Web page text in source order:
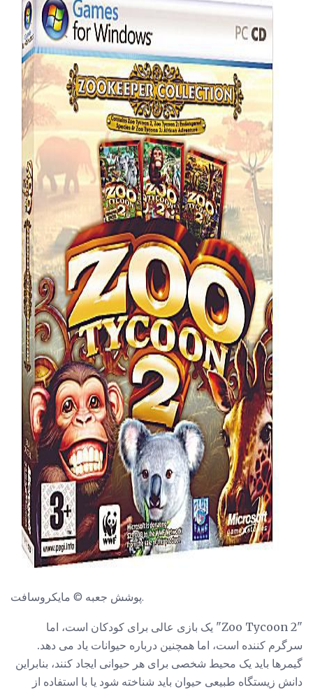
ad
پوشش جعبه © مایکروسافت.
"Zoo Tycoon 2" یک بازی عالی برای کودکان است، اما
سرگرم کننده است، اما همچنین درباره حیوانات یاد می دهد.
گیمرها باید یک محیط شخصی برای هر حیوانی ایجاد کنند، بنابراین
دانش زیستگاه طبیعی حیوان باید شناخته شود یا با استفاده از